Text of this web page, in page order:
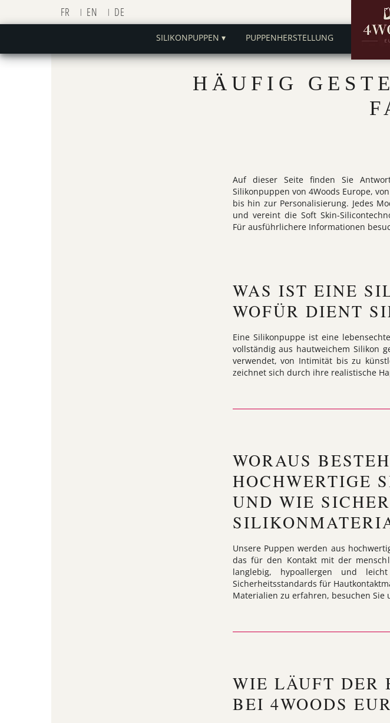
FR EN DE
SILIKONPUPPEN ▾ PUPPENHERSTELLUNG
HÄUFIG
Auf dieser Seite finden Sie
Silikonpuppen von 4Woods Europe,
bis hin zur Personalisierung. Jedes
und vereint die Soft Skin-
Für ausführlichere Informationen
WAS IST EINE
WOFÜR DIENT
Eine Silikonpuppe ist eine
vollständig aus hautweichem Silikon
verwendet, von Intimität bis zu
zeichnet sich durch ihre realistische
WORAUS
HOCHWERTIGE
UND WIE
Unsere Puppen werden aus
das für den Kontakt mit der
langlebig, hypoallergen und
Sicherheitsstandards für
Materialien zu erfahren, besuchen Sie
WIE LÄUFT DER
BEI 4WOODS